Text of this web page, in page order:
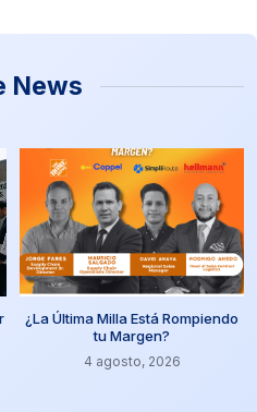
News
¿La Última Milla Está Rompiendo
tu Margen?
4 agosto, 2026